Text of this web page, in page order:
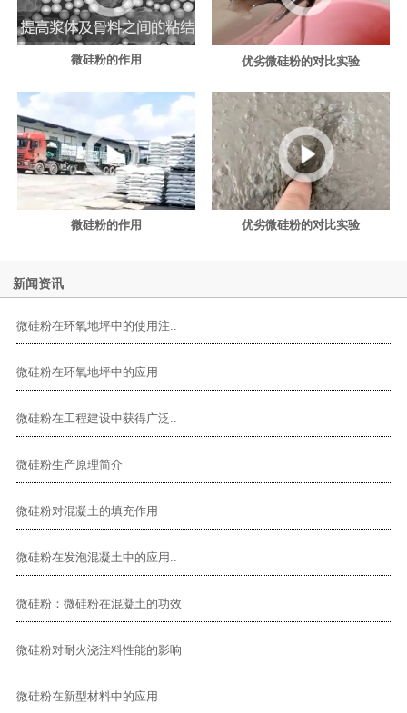
微硅粉的作用 优劣微硅粉的对比实验
微硅粉的作用 优劣微硅粉的对比实验
新闻资讯
微硅粉在环氧地坪中的使用注..
微硅粉在环氧地坪中的应用
微硅粉在工程建设中获得广泛..
微硅粉生产原理简介
微硅粉对混凝土的填充作用
微硅粉在发泡混凝土中的应用..
微硅粉：微硅粉在混凝土的功效
微硅粉对耐火浇注料性能的影响
微硅粉在新型材料中的应用